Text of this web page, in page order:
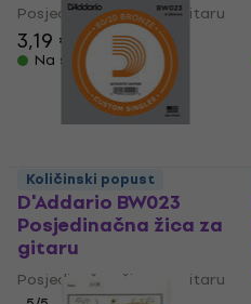
Posjedinačna žica za gitaru
3,19 €
Na skladištu
D'Addario BW023
Posjedinačna žica za
gitaru
Posjedinačna žica za gitaru
Količinski popust